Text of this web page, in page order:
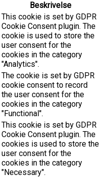
Beskrivelse
This cookie is set by GDPR
Cookie Consent plugin. The
cookie is used to store the
user consent for the
cookies in the category
"Analytics".
The cookie is set by GDPR
cookie consent to record
the user consent for the
cookies in the category
"Functional".
This cookie is set by GDPR
Cookie Consent plugin. The
cookies is used to store the
user consent for the
cookies in the category
"Necessary".